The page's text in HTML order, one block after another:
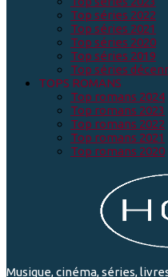
Top séries 2022
Top séries 2021
Top séries 2020
Top séries 2019
Top séries
TOPS ROMANS
Top romans 2024
Top romans 2023
Top romans 2022
Top romans 2021
Top romans 2020
Musique, cinéma, séries,